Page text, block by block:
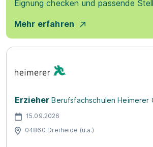
Eignung checken und passende
Mehr erfahren
Erzieher Berufsfachschulen Heimerer
15.09.2026
04860 Dreiheide (u.a.)